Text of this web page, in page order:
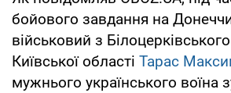
бойового завдання на
військовий з
Київської області Тарас
мужнього українського воїна